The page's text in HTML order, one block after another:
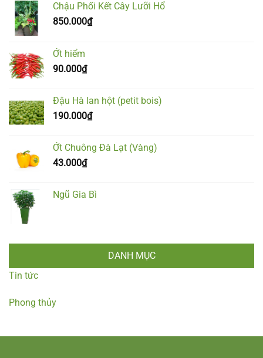
Chậu Phối Kết Cây Lưỡi Hổ
850.000₫
Ớt hiểm
90.000₫
Đậu Hà lan hột (petit bois)
190.000₫
Ớt Chuông Đà Lạt (Vàng)
43.000₫
Ngũ Gia Bì
DANH MỤC
Tin tức
Phong thủy